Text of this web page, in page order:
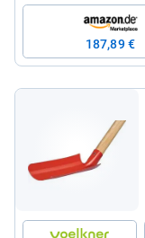
187,89 €